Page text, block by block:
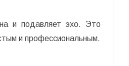
и подавляет эхо. Это
и профессиональным.